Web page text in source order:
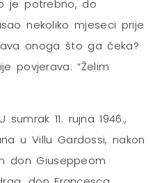
je potrebno, do
nekoliko mjeseci prije
onoga što ga čeka?
povjerava: “Želim
11. rujna 1946.,
u Villu Gardossi, nakon
don Giuseppeom